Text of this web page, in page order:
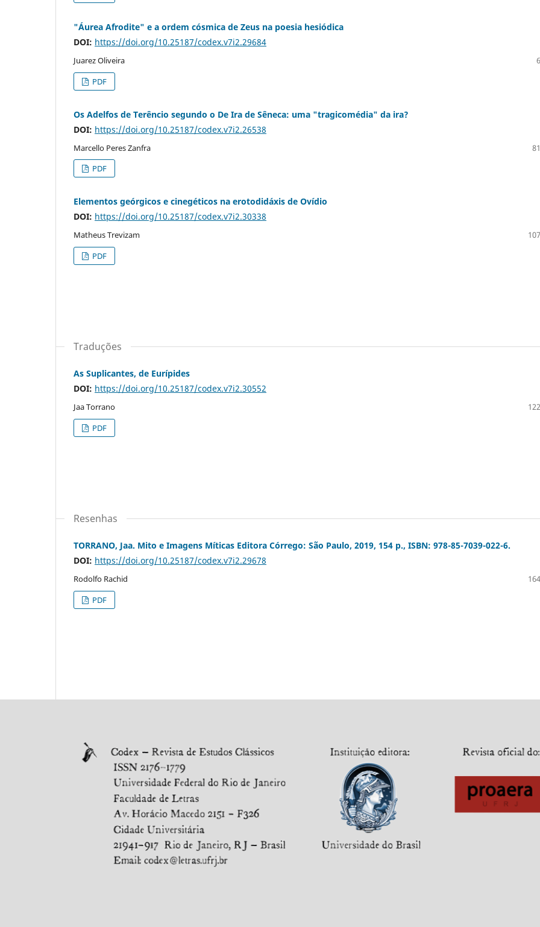
"Áurea Afrodite" e a ordem cósmica de Zeus na poesia hesiódica
DOI: https://doi.org/10.25187/codex.v7i2.29684
Juarez Oliveira
PDF
Os Adelfos de Terêncio segundo o De Ira de Sêneca: uma "tragicomédia" da ira?
DOI: https://doi.org/10.25187/codex.v7i2.26538
Marcello Peres Zanfra
PDF
Elementos geórgicos e cinegéticos na erotodidáxis de Ovídio
DOI: https://doi.org/10.25187/codex.v7i2.30338
Matheus Trevizam
PDF
Traduções
As Suplicantes, de Eurípides
DOI: https://doi.org/10.25187/codex.v7i2.30552
Jaa Torrano
PDF
Resenhas
TORRANO, Jaa. Mito e Imagens Míticas Editora Córrego: São Paulo, 2019, 154 p., ISBN: 978-85-7039-022-6.
DOI: https://doi.org/10.25187/codex.v7i2.29678
Rodolfo Rachid
PDF